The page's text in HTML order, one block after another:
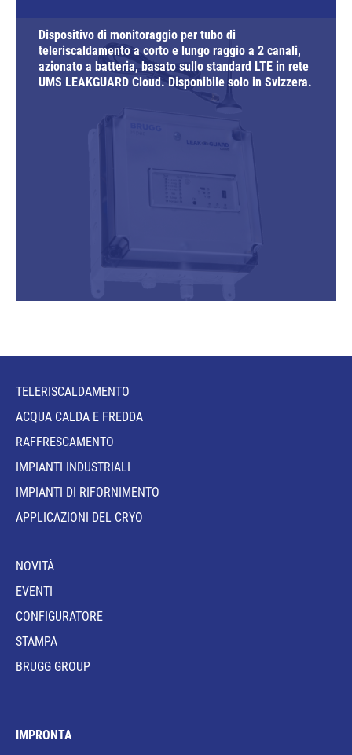
Dispositivo di monitoraggio per tubo di
teleriscaldamento a corto e lungo raggio a 2 canali,
azionato a batteria, basato sullo standard LTE in rete
UMS LEAKGUARD Cloud. Disponibile solo in Svizzera.
TELERISCALDAMENTO
ACQUA CALDA E FREDDA
RAFFRESCAMENTO
IMPIANTI INDUSTRIALI
IMPIANTI DI RIFORNIMENTO
APPLICAZIONI DEL CRYO
NOVITÀ
EVENTI
CONFIGURATORE
STAMPA
BRUGG GROUP
IMPRONTA